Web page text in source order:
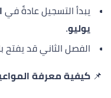
يبدأ التسجيل عادةً في
يوليو.
الفصل الثاني قد يفتح
📌 كيفية معرفة